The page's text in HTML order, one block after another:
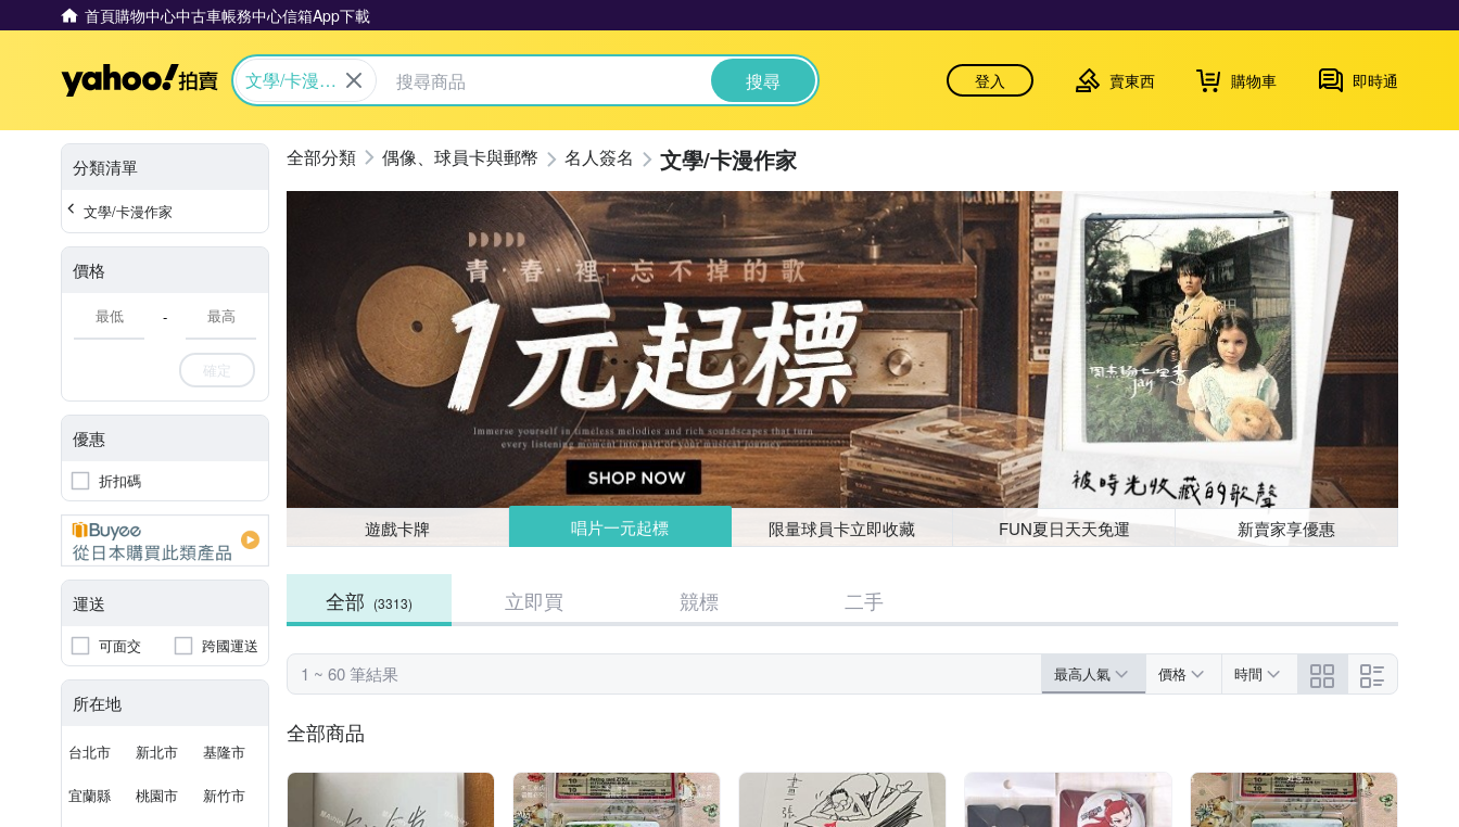
首頁購物中心中古車帳務中心信箱App下載
Yahoo拍賣
文學/卡漫作
搜尋 登入 賣東西 購物車 即時通
分類清單
文學/卡漫作家
價格
-
確定
優惠
折扣碼
運送
可面交 跨國運送
所在地
台北市 新北市 基隆市
宜蘭縣 桃園市 新竹市
偶像、球員卡與郵幣 名人簽名 文學/卡漫作家
遊戲卡牌 唱片一元起標 限量球員卡立即收藏 FUN夏日天天免運 新賣家享優惠
全部 (3313) 立即買 競標 二手
1 ~ 60 筆結果 最高人氣 價格 時間
全部商品